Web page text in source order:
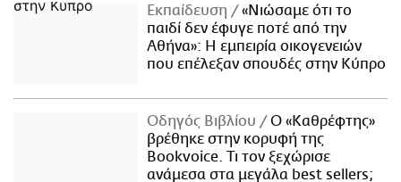
Εκπαίδευση
«Νιώσαμε ότι το
παιδί δεν έφυγε ποτέ από την
Αθήνα»: Η εμπειρία οικογενειών
που επέλεξαν σπουδές στην Κύπρο
Οδηγός Βιβλίου
Ο «Καθρέφτης»
βρέθηκε στην κορυφή της
Bookvoice. Τι τον ξεχώρισε
ανάμεσα στα μεγάλα best sellers;